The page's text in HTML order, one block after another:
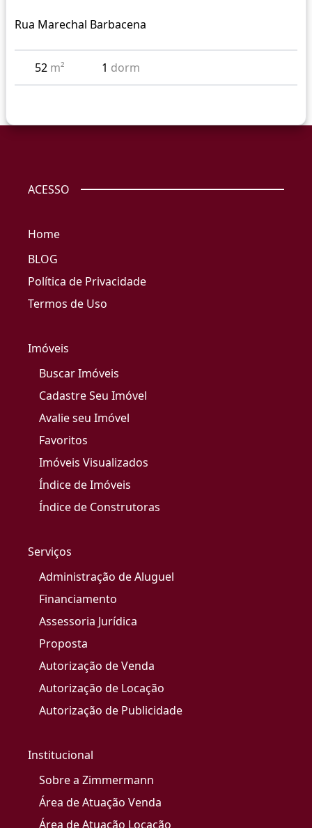
Rua Marechal Barbacena
52 m² 1 dorm
ACESSO
Home
BLOG
Política de Privacidade
Termos de Uso
Imóveis
Buscar Imóveis
Cadastre Seu Imóvel
Avalie seu Imóvel
Favoritos
Imóveis Visualizados
Índice de Imóveis
Índice de Construtoras
Serviços
Administração de Aluguel
Financiamento
Assessoria Jurídica
Proposta
Autorização de Venda
Autorização de Locação
Autorização de Publicidade
Institucional
Sobre a Zimmermann
Área de Atuação Venda
Área de Atuação Locação